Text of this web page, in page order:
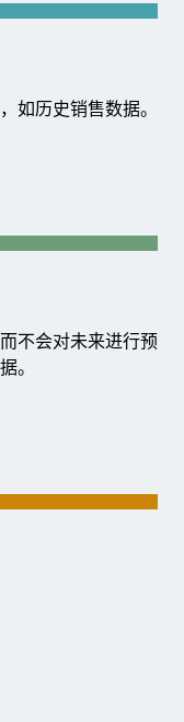
如历史销售数据。
不会对未来进行预
。